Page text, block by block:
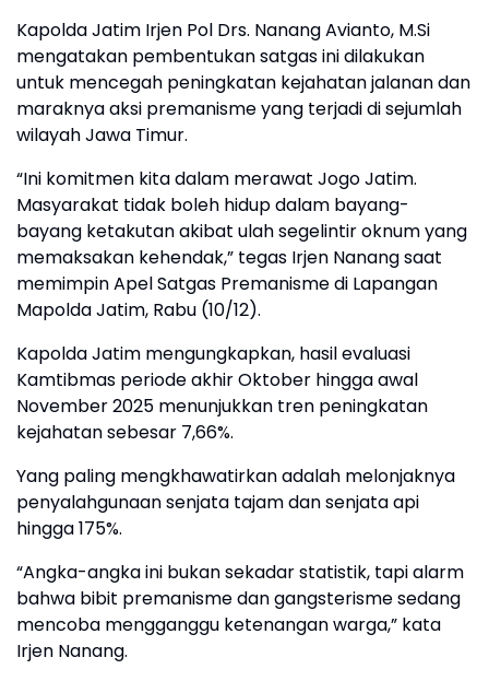
Kapolda Jatim Irjen Pol Drs. Nanang Avianto, M.Si
mengatakan pembentukan satgas ini dilakukan
untuk mencegah peningkatan kejahatan jalanan dan
maraknya aksi premanisme yang terjadi di sejumlah
wilayah Jawa Timur.
“Ini komitmen kita dalam merawat Jogo Jatim.
Masyarakat tidak boleh hidup dalam bayang-
bayang ketakutan akibat ulah segelintir oknum yang
memaksakan kehendak,” tegas Irjen Nanang saat
memimpin Apel Satgas Premanisme di Lapangan
Mapolda Jatim, Rabu (10/12).
Kapolda Jatim mengungkapkan, hasil evaluasi
Kamtibmas periode akhir Oktober hingga awal
November 2025 menunjukkan tren peningkatan
kejahatan sebesar 7,66%.
Yang paling mengkhawatirkan adalah melonjaknya
penyalahgunaan senjata tajam dan senjata api
hingga 175%.
“Angka-angka ini bukan sekadar statistik, tapi alarm
bahwa bibit premanisme dan gangsterisme sedang
mencoba mengganggu ketenangan warga,” kata
Irjen Nanang.